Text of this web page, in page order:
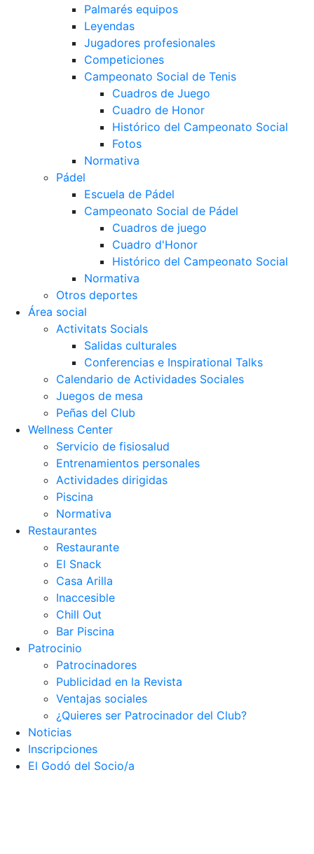
Palmarés equipos
Leyendas
Jugadores profesionales
Competiciones
Campeonato Social de Tenis
Cuadros de Juego
Cuadro de Honor
Histórico del Campeonato Social
Fotos
Normativa
Pádel
Escuela de Pádel
Campeonato Social de Pádel
Cuadros de juego
Cuadro d'Honor
Histórico del Campeonato Social
Normativa
Otros deportes
Área social
Activitats Socials
Salidas culturales
Conferencias e Inspirational Talks
Calendario de Actividades Sociales
Juegos de mesa
Peñas del Club
Wellness Center
Servicio de fisiosalud
Entrenamientos personales
Actividades dirigidas
Piscina
Normativa
Restaurantes
Restaurante
El Snack
Casa Arilla
Inaccesible
Chill Out
Bar Piscina
Patrocinio
Patrocinadores
Publicidad en la Revista
Ventajas sociales
¿Quieres ser Patrocinador del Club?
Noticias
Inscripciones
El Godó del Socio/a